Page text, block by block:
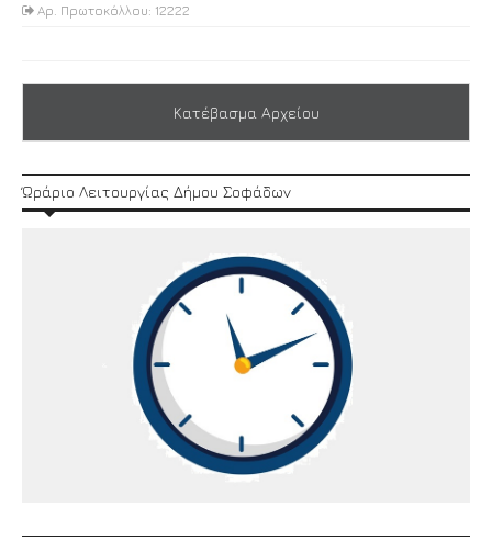
Αρ. Πρωτοκόλλου: 12222
Κατέβασμα Αρχείου
Ώράριο Λειτουργίας Δήμου Σοφάδων